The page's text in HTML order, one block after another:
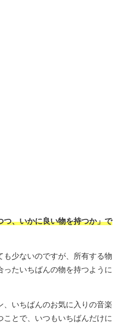
つ、いかに良い物を持つか」で
も少ないのですが、所有する物
ったいちばんの物を持つように
、いちばんのお気に入りの音楽
ことで、いつもいちばんだけに